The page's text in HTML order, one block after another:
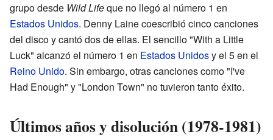
grupo desde Wild Lifeque no llegó al número 1 en
Estados Unidos. Denny Laine coescribió cinco canciones
del disco y cantó dos de ellas. El sencillo "With a Little
Luck" alcanzó el número 1 en Estados Unidosy el 5 en el
Reino Unido. Sin embargo, otras canciones como "I've
Had Enough" y "London Town" no tuvieron tanto éxito.
Últimos años y disolución (1978-1981)